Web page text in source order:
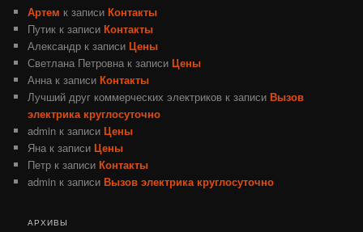
Артем к записиКонтакты
Путик к записиКонтакты
Александр к записиЦены
Светлана Петровна к записиЦены
Анна к записиКонтакты
Лучший друг коммерческих электриков к записиВызов
электрика круглосуточно
admin к записиЦены
Яна к записиЦены
Петр к записиКонтакты
admin к записиВызов электрика круглосуточно
АРХИВЫ